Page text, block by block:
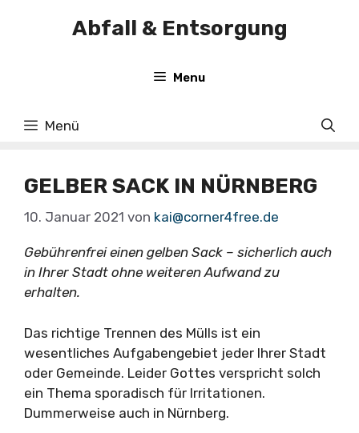
Abfall & Entsorgung
Menu
Menü
GELBER SACK IN NÜRNBERG
10. Januar 2021 von kai@corner4free.de
Gebührenfrei einen gelben Sack – sicherlich auch
in Ihrer Stadt ohne weiteren Aufwand zu
erhalten.
Das richtige Trennen des Mülls ist ein
wesentliches Aufgabengebiet jeder Ihrer Stadt
oder Gemeinde. Leider Gottes verspricht solch
ein Thema sporadisch für Irritationen.
Dummerweise auch in Nürnberg.